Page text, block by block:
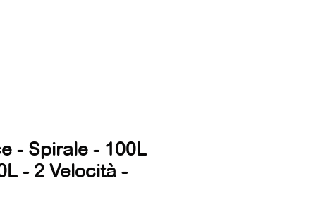
- Spirale - 100L
- 2 Velocità -